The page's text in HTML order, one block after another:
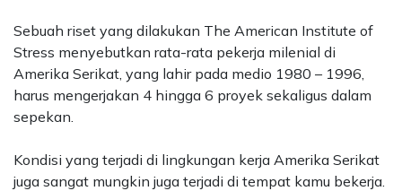
Sebuah riset yang dilakukan The American Institute of
Stress menyebutkan rata-rata pekerja milenial di
Amerika Serikat, yang lahir pada medio 1980 – 1996,
harus mengerjakan 4 hingga 6 proyek sekaligus dalam
sepekan.
Kondisi yang terjadi di lingkungan kerja Amerika Serikat
juga sangat mungkin juga terjadi di tempat kamu bekerja.